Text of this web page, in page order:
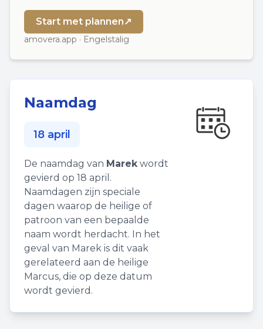
Start met plannen↗
amovera.app · Engelstalig
Naamdag
18 april
De naamdag van Marekwordt
gevierd op 18 april.
Naamdagen zijn speciale
dagen waarop de heilige of
patroon van een bepaalde
naam wordt herdacht. In het
geval van Marek is dit vaak
gerelateerd aan de heilige
Marcus, die op deze datum
wordt gevierd.